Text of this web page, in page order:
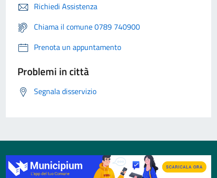
Richiedi Assistenza
Chiama il comune 0789 740900
Prenota un appuntamento
Problemi in città
Segnala disservizio